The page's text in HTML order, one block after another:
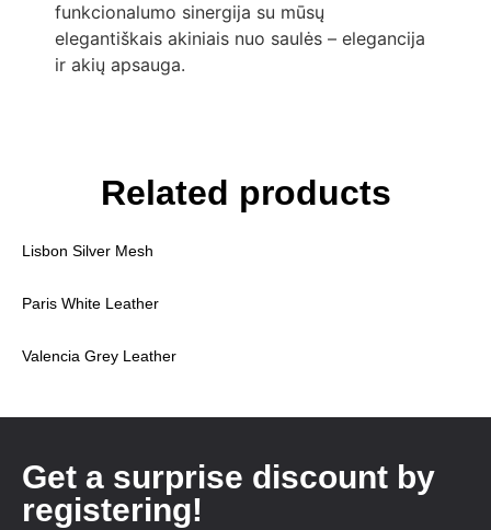
funkcionalumo sinergija su mūsų
elegantiškais akiniais nuo saulės – elegancija
ir akių apsauga.
Related products
Lisbon Silver Mesh
Paris White Leather
Valencia Grey Leather
Get a surprise discount by
registering!